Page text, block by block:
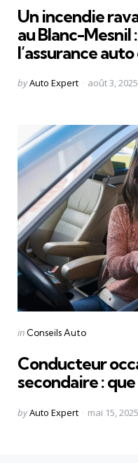
Un incendie
au Blanc-Mesnil
l’assurance
Posted
byAuto Expert août 3, 2025
Categories
Posted
in Conseils Auto
Conducteur
secondaire :
Posted
byAuto Expert mai 15, 2025